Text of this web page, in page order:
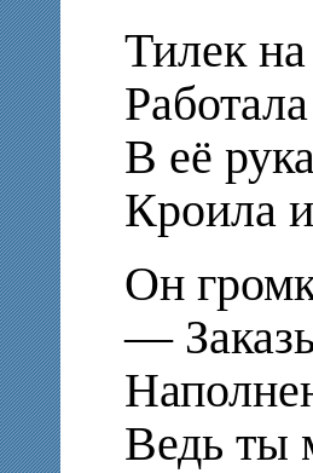
Тилек
В её
Кроила
Он
—
Ведь ты